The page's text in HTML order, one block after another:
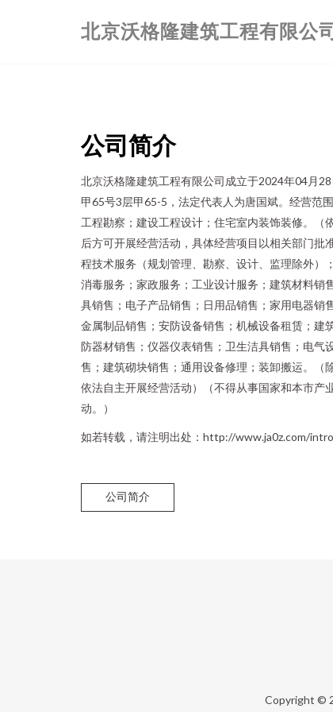
北京沃格隆建筑工程有限公
公司简介
北京沃格隆建筑工程有限公司成立于2024年04月
甲65号3层甲65-5，法定代表人为唐国斌。经营范
工程勘察；建设工程设计；住宅室内装饰装修。（
后方可开展经营活动，具体经营项目以相关部门批
程技术服务（规划管理、勘察、设计、监理除外）
消毒服务；家政服务；工业设计服务；建筑材料销
具销售；电子产品销售；日用品销售；家用电器销
金属制品销售；安防设备销售；机械设备租赁；建
防器材销售；仪器仪表销售；卫生洁具销售；电气
售；建筑砌块销售；通用设备修理；装卸搬运。（
依法自主开展经营活动）（不得从事国家和本市产
动。）
如若转载，请注明出处：http://www.ja0z.com/
公司简介
Copyright ©